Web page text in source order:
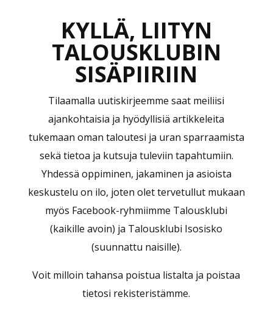
KYLLÄ, LIITYN
TALOUSKLUBIN
SISÄPIIRIIN
Tilaamalla uutiskirjeemme saat meiliisi
ajankohtaisia ja hyödyllisiä artikkeleita
tukemaan oman taloutesi ja uran sparraamista
sekä tietoa ja kutsuja tuleviin tapahtumiin.
Yhdessä oppiminen, jakaminen ja asioista
keskustelu on ilo, joten olet tervetullut mukaan
myös Facebook-ryhmiimme Talousklubi
(kaikille avoin) ja Talousklubi Isosisko
(suunnattu naisille).
Voit milloin tahansa poistua listalta ja poistaa
tietosi rekisteristämme.​